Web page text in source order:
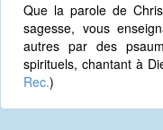
Que la parole de
sagesse, vous
autres par des
spirituels, chantant à
Rec.)